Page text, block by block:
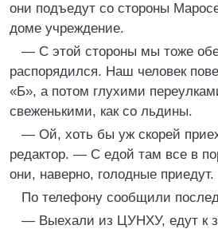
они подъедут со стороны
доме учреждение.
— С этой стороны мы тоже
распорядился. Наш человек
«Б», а потом глухими
свеженькими, как со льдины.
— Ой, хоть бы уж скорей
редактор. — С едой там все в
они, наверно, голодные приедут.
По телефону сообщили
— Выехали из ЦУНХУ, едут к